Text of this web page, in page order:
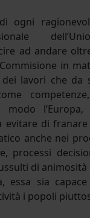
ogni
ad andare
in
lavori che da
l’Europa,
evitare di
anche nei
processi
di
essa sia
i popoli